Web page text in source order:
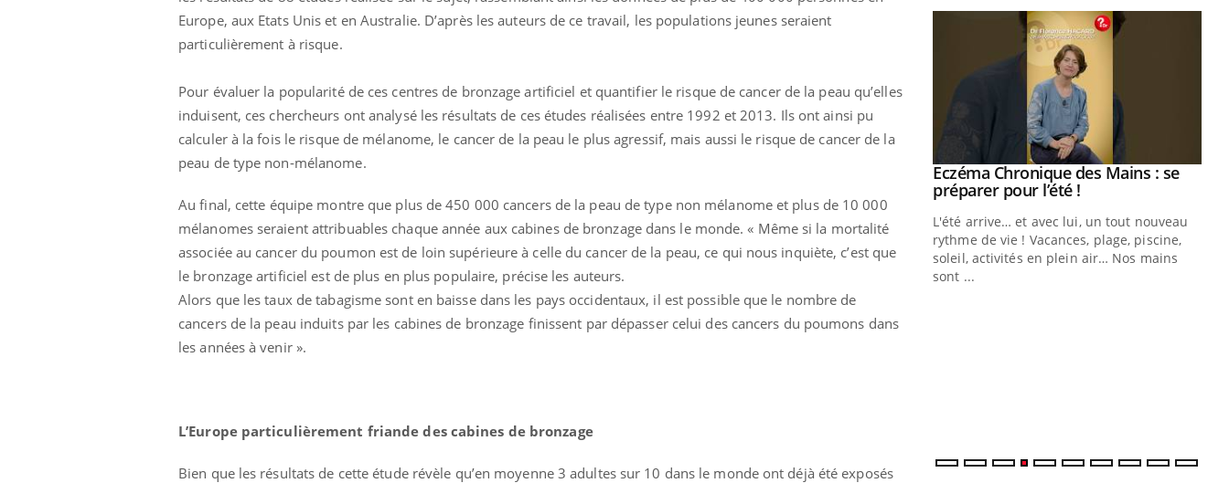
Europe, aux Etats Unis et en Australie. D’après les auteurs de ce travail, les populations jeunes seraient
particulièrement à risque.
Pour évaluer la popularité de ces centres de bronzage artificiel et quantifier le risque de cancer de la peau qu’elles
induisent, ces chercheurs ont analysé les résultats de ces études réalisées entre 1992 et 2013. Ils ont ainsi pu
calculer à la fois le risque de mélanome, le cancer de la peau le plus agressif, mais aussi le risque de cancer de la
peau de type non-mélanome.
Au final, cette équipe montre que plus de 450 000 cancers de la peau de type non mélanome et plus de 10 000
mélanomes seraient attribuables chaque année aux cabines de bronzage dans le monde. « Même si la mortalité
associée au cancer du poumon est de loin supérieure à celle du cancer de la peau, ce qui nous inquiète, c’est que
le bronzage artificiel est de plus en plus populaire, précise les auteurs.
Alors que les taux de tabagisme sont en baisse dans les pays occidentaux, il est possible que le nombre de
cancers de la peau induits par les cabines de bronzage finissent par dépasser celui des cancers du poumons dans
les années à venir ».
L’Europe particulièrement friande des cabines de bronzage
Bien que les résultats de cette étude révèle qu’en moyenne 3 adultes sur 10 dans le monde ont déjà été exposés
Carence en fer : comprendre pour
Fatigue, irritabilité, brouillard mental ou
carence en fer sont multiples ce qui la rend
En 2026, l'insuline dans le diabète de type 2
reste entourée d'idées reçues chez les
patients comme parfois chez les soignants.
Youtube
Eczéma Chronique des Mains : se
préparer pour l’été !Youtube
L'été arrive… et avec lui, un tout nouveau
rythme de vie ! Vacances, plage, piscine,
soleil, activités en plein air… Nos mains
sont ...